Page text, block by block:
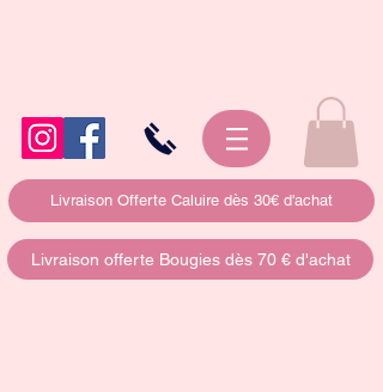
Livraison Offerte Caluire dès 30€ d'achat
Livraison offerte Bougies dès 70 € d'achat